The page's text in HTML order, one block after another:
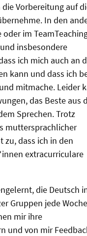
Vorbereitung auf
In den
im
insbesondere
ich mich auch an
kann und dass ich
mitmache. Leider
das Beste aus
Sprechen. Trotz
muttersprachlicher
zu, dass ich in den
extracurriculare
die Deutsch
Gruppen jede Woche
mir ihre
und von mir